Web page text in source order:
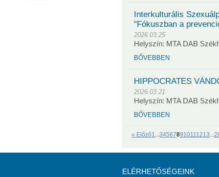
Interkulturális
"Fókuszban a
2026.03.25
Helyszín: MTA DAB
BŐVEBBEN
HIPPOCRATES
2026.03.21
Helyszín: MTA DAB
BŐVEBBEN
« Előző1...345678910111213...
ELÉRHETŐSÉGEINK